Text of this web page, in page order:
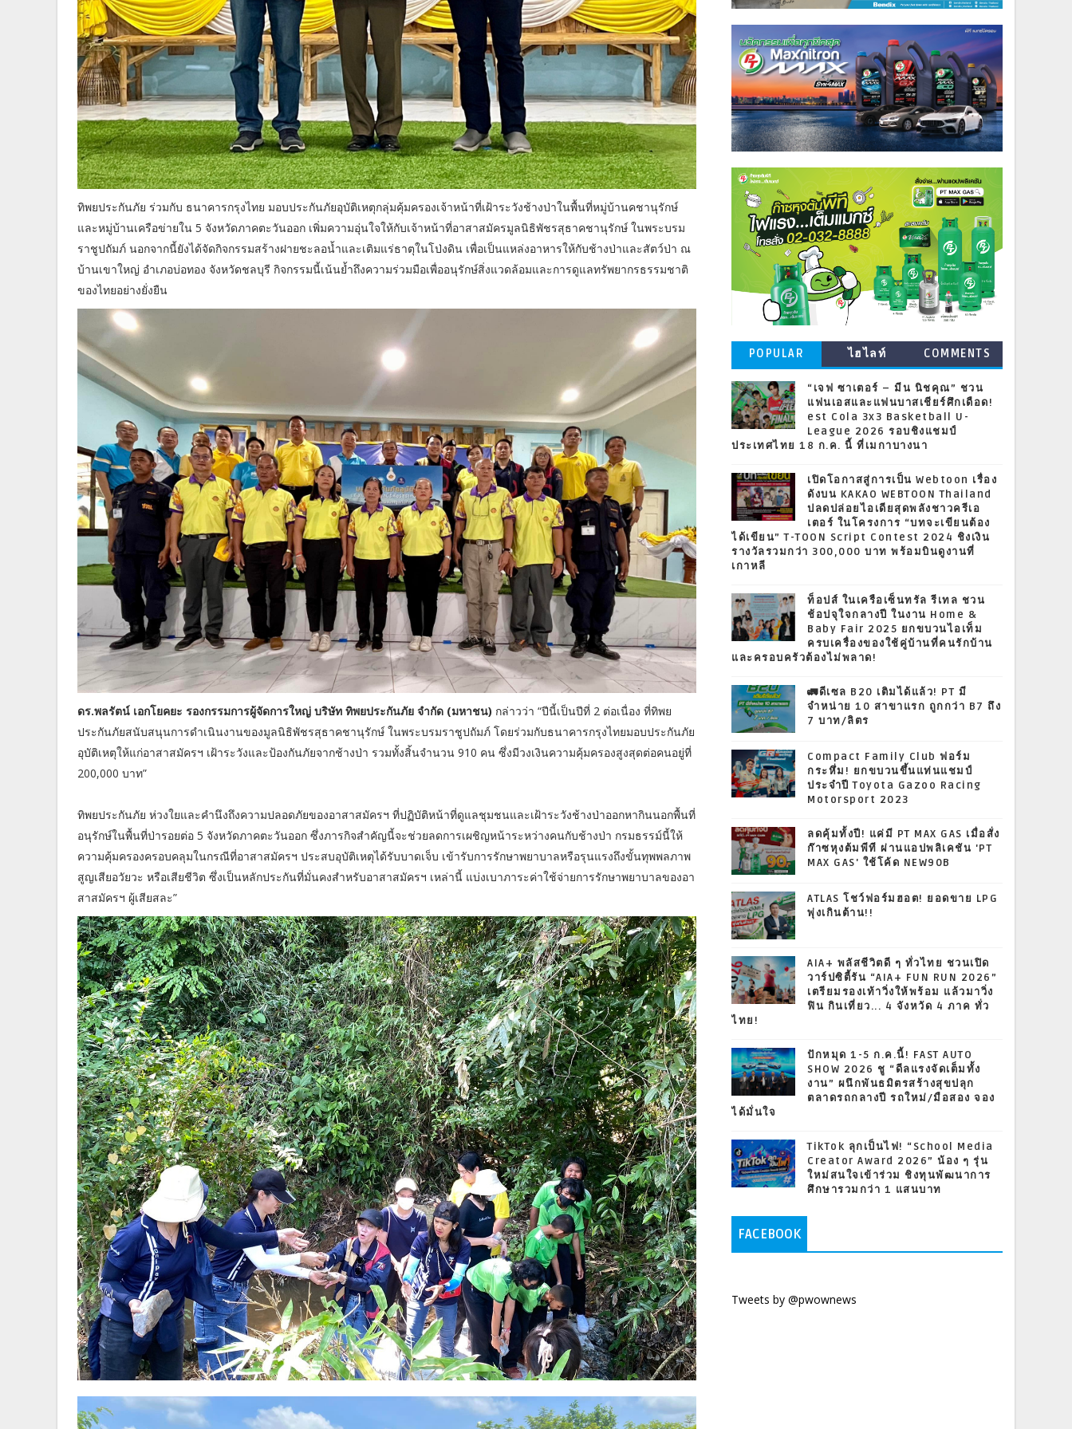
ทิพยประกันภัย ร่วมกับ ธนาคารกรุงไทย มอบประกันภัยอุบัติเหตุกลุ่มคุ้มครองเจ้าหน้าที่เฝ้าระวังช้างป่าในพื้นที่หมู่บ้านคชานุรักษ์
และหมู่บ้านเครือข่ายใน 5 จังหวัดภาคตะวันออก เพิ่มความอุ่นใจให้กับเจ้าหน้าที่อาสาสมัครมูลนิธิพัชรสุธาคชานุรักษ์ ในพระบรม
ราชูปถัมภ์ นอกจากนี้ยังได้จัดกิจกรรมสร้างฝายชะลอน้ำและเติมแร่ธาตุในโป่งดิน เพื่อเป็นแหล่งอาหารให้กับช้างป่าและสัตว์ป่า ณ
บ้านเขาใหญ่ อำเภอบ่อทอง จังหวัดชลบุรี กิจกรรมนี้เน้นย้ำถึงความร่วมมือเพื่ออนุรักษ์สิ่งแวดล้อมและการดูแลทรัพยากรธรรมชาติ
ของไทยอย่างยั่งยืน
ดร.พลรัตน์ เอกโยคยะ รองกรรมการผู้จัดการใหญ่ บริษัท ทิพยประกันภัย จำกัด (มหาชน) กล่าวว่า “ปีนี้เป็นปีที่ 2 ต่อเนื่อง ที่ทิพย
ประกันภัยสนับสนุนการดำเนินงานของมูลนิธิพัชรสุธาคชานุรักษ์ ในพระบรมราชูปถัมภ์ โดยร่วมกับธนาคารกรุงไทยมอบประกันภัย
อุบัติเหตุให้แก่อาสาสมัครฯ เฝ้าระวังและป้องกันภัยจากช้างป่า รวมทั้งสิ้นจำนวน 910 คน ซึ่งมีวงเงินความคุ้มครองสูงสุดต่อคนอยู่ที่
200,000 บาท”
ทิพยประกันภัย ห่วงใยและคำนึงถึงความปลอดภัยของอาสาสมัครฯ ที่ปฏิบัติหน้าที่ดูแลชุมชนและเฝ้าระวังช้างป่าออกหากินนอกพื้นที่
อนุรักษ์ในพื้นที่ป่ารอยต่อ 5 จังหวัดภาคตะวันออก ซึ่งภารกิจสำคัญนี้จะช่วยลดการเผชิญหน้าระหว่างคนกับช้างป่า กรมธรรม์นี้ให้
ความคุ้มครองครอบคลุมในกรณีที่อาสาสมัครฯ ประสบอุบัติเหตุได้รับบาดเจ็บ เข้ารับการรักษาพยาบาลหรือรุนแรงถึงขั้นทุพพลภาพ
สูญเสียอวัยวะ หรือเสียชีวิต ซึ่งเป็นหลักประกันที่มั่นคงสำหรับอาสาสมัครฯ เหล่านี้ แบ่งเบาภาระค่าใช้จ่ายการรักษาพยาบาลของอา
สาสมัครฯ ผู้เสียสละ”
POPULAR ไฮไลท์ COMMENTS
“เจฟ ซาเตอร์ – มีน นิชคุณ” ชวน
แฟนเอสและแฟนบาสเชียร์ศึกเดือด!
est Cola 3x3 Basketball U-
League 2026 รอบชิงแชมป์
ประเทศไทย 18 ก.ค. นี้ ที่เมกาบางนา
เปิดโอกาสสู่การเป็น Webtoon เรื่อง
ดังบน KAKAO WEBTOON Thailand
ปลดปล่อยไอเดียสุดพลังชาวครีเอ
เตอร์ ในโครงการ “บทจะเขียนต้อง
ได้เขียน” T-TOON Script Contest 2024 ชิงเงิน
รางวัลรวมกว่า 300,000 บาท พร้อมบินดูงานที่
เกาหลี
ท็อปส์ ในเครือเซ็นทรัล รีเทล ชวน
ช้อปจุใจกลางปี ในงาน Home &
Baby Fair 2025 ยกขบวนไอเท็ม
ครบเครื่องของใช้คู่บ้านที่คนรักบ้าน
และครอบครัวต้องไม่พลาด!
🚛ดีเซล B20 เติมได้แล้ว! PT มี
จำหน่าย 10 สาขาแรก ถูกกว่า B7 ถึง
7 บาท/ลิตร
Compact Family Club ฟอร์ม
กระหึ่ม! ยกขบวนขึ้นแท่นแชมป์
ประจำปี Toyota Gazoo Racing
Motorsport 2023
ลดคุ้มทั้งปี! แค่มี PT MAX GAS เมื่อสั่ง
ก๊าซหุงต้มพีที ผ่านแอปพลิเคชัน 'PT
MAX GAS' ใช้โค้ด NEW90B
ATLAS โชว์ฟอร์มฮอต! ยอดขาย LPG
พุ่งเกินต้าน!!
AIA+ พลัสชีวิตดี ๆ ทั่วไทย ชวนเปิด
วาร์ปซิตี้รัน “AIA+ FUN RUN 2026”
เตรียมรองเท้าวิ่งให้พร้อม แล้วมาวิ่ง
ฟิน กินเที่ยว... 4 จังหวัด 4 ภาค ทั่ว
ไทย!
ปักหมุด 1-5 ก.ค.นี้! FAST AUTO
SHOW 2026 ชู “ดีลแรงจัดเต็มทั้ง
งาน” ผนึกพันธมิตรสร้างสุขปลุก
ตลาดรถกลางปี รถใหม่/มือสอง จอง
ได้มั่นใจ
TikTok ลุกเป็นไฟ! “School Media
Creator Award 2026” น้อง ๆ รุ่น
ใหม่สนใจเข้าร่วม ชิงทุนพัฒนาการ
ศึกษารวมกว่า 1 แสนบาท
FACEBOOK
Tweets by @pwownews